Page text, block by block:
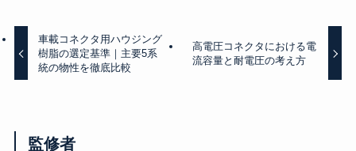
車載コネクタ用ハウジング
樹脂の選定基準｜主要5系
統の物性を徹底比較
高電圧コネクタにおける電
流容量と耐電圧の考え方
監修者